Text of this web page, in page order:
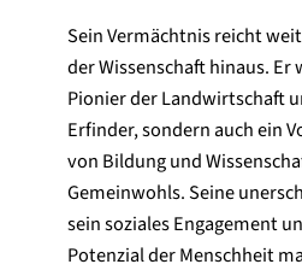
Sein Vermächtnis reicht
der Wissenschaft hinaus. Er
Pionier der Landwirtschaft
Erfinder, sondern auch ein
von Bildung und
Gemeinwohls. Seine
sein soziales Engagement
Potenzial der Menschheit